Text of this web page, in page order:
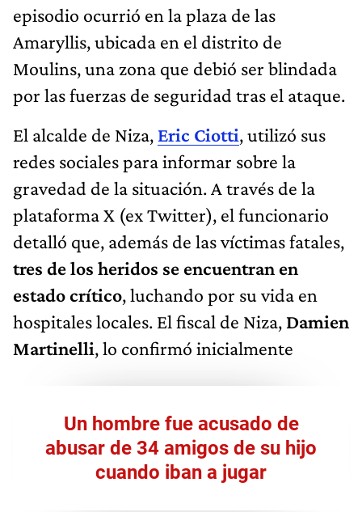
episodio ocurrió en la plaza de las
Amaryllis, ubicada en el distrito de
Moulins, una zona que debió ser blindada
por las fuerzas de seguridad tras el ataque.
El alcalde de Niza, Eric Ciotti, utilizó sus
redes sociales para informar sobre la
gravedad de la situación. A través de la
plataforma X (ex Twitter), el funcionario
detalló que, además de las víctimas fatales,
tres de los heridos se encuentran en
estado crítico, luchando por su vida en
hospitales locales. El fiscal de Niza, Damien
Martinelli, lo confirmó inicialmente
Un hombre fue acusado de
abusar de 34 amigos de su hijo
cuando iban a jugar